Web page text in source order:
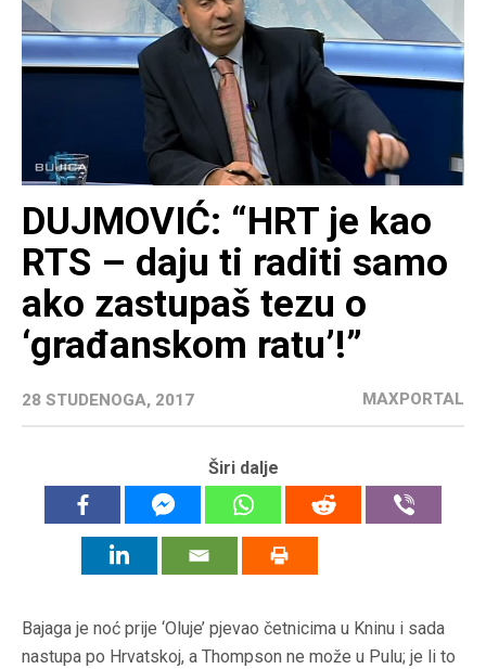
DUJMOVIĆ: “HRT je kao
RTS – daju ti raditi samo
ako zastupaš tezu o
‘građanskom ratu’!”
28 STUDENOGA, 2017 MAXPORTAL
Širi dalje
Bajaga je noć prije ‘Oluje’ pjevao četnicima u Kninu i sada
nastupa po Hrvatskoj, a Thompson ne može u Pulu; je li to